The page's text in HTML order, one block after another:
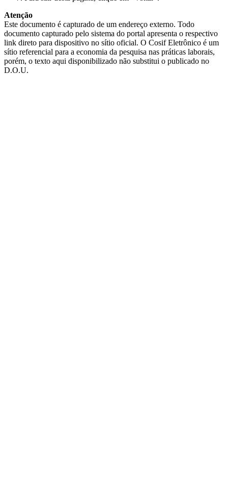
Atenção
Este documento é capturado de um endereço externo. Todo
documento capturado pelo sistema do portal apresenta o respectivo
link direto para dispositivo no sítio oficial. O Cosif Eletrônico é um
sítio referencial para a economia da pesquisa nas práticas laborais,
porém, o texto aqui disponibilizado não substitui o publicado no
D.O.U.